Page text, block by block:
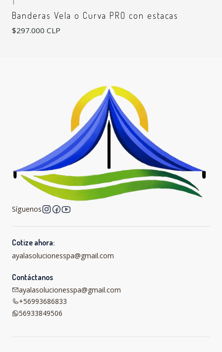
Banderas Vela o Curva PRO con estacas
$297.000 CLP
Síguenos
Cotize ahora:
ayalasolucionesspa@gmail.com
Contáctanos
ayalasolucionesspa@gmail.com
+56993686833
56933849506